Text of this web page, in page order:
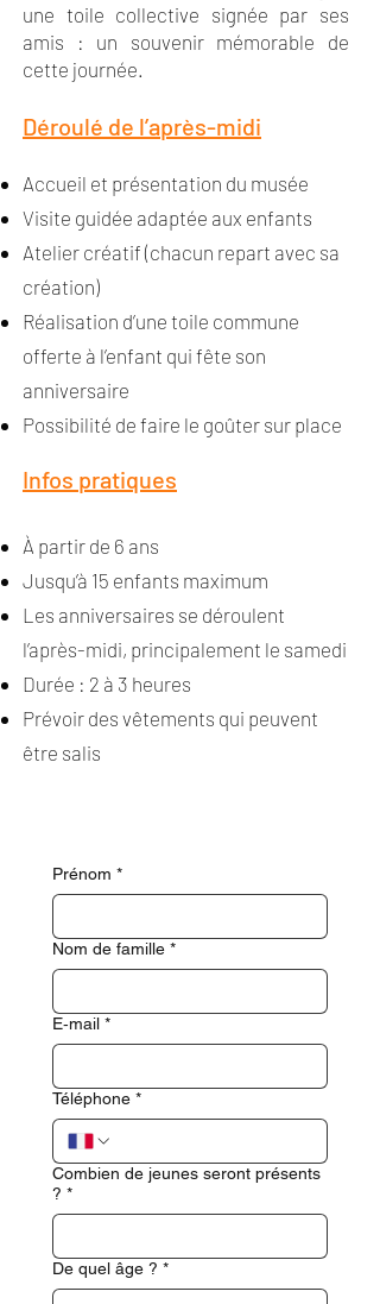
une toile collective signée par ses
amis : un souvenir mémorable de
cette journée.
Déroulé de l’après-midi
Accueil et présentation du musée
Visite guidée adaptée aux enfants
Atelier créatif (chacun repart avec sa
création)
Réalisation d’une toile commune
offerte à l’enfant qui fête son
anniversaire
Possibilité de faire le goûter sur place
Infos pratiques
À partir de 6 ans
Jusqu’à 15 enfants maximum
Les anniversaires se déroulent
l’après-midi, principalement le samedi
Durée : 2 à 3 heures
Prévoir des vêtements qui peuvent
être salis
Prénom *
Nom de famille *
E‑mail *
Téléphone *
Combien de jeunes seront présents
? *
De quel âge ? *